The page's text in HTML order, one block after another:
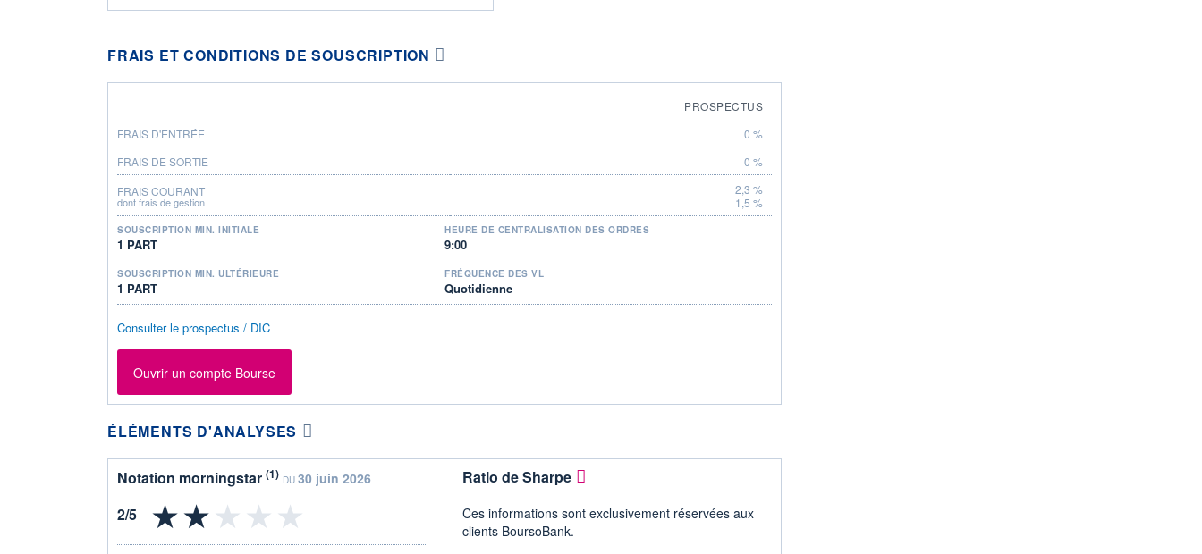
FRAIS ET CONDITIONS DE SOUSCRIPTION
PROSPECTUS
FRAIS D'ENTRÉE
0 %
FRAIS DE SORTIE
0 %
FRAIS COURANT
dont frais de gestion
2,3 %
1,5 %
SOUSCRIPTION MIN. INITIALE
1 PART
HEURE DE CENTRALISATION DES ORDRES
9:00
SOUSCRIPTION MIN. ULTÉRIEURE
1 PART
FRÉQUENCE DES VL
Quotidienne
Consulter le prospectus / DIC
Ouvrir un compte Bourse
ÉLÉMENTS D'ANALYSES
Notation morningstar (1) DU 30 juin 2026 Ratio de Sharpe
Ces informations sont exclusivement réservées aux
clients BoursoBank.